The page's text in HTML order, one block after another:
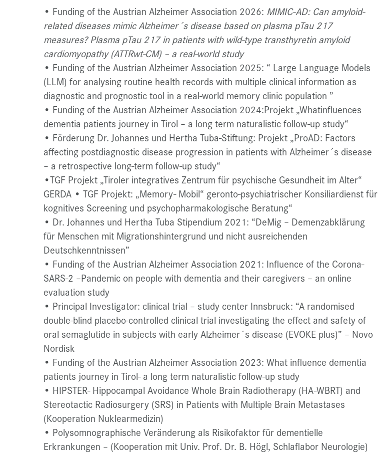
• Funding of the Austrian Alzheimer Association 2026: MIMIC-AD: Can amyloid-
related diseases mimic Alzheimer´s disease based on plasma pTau 217
measures? Plasma pTau 217 in patients with wild-type transthyretin amyloid
cardiomyopathy (ATTRwt-CM) – a real-world study
• Funding of the Austrian Alzheimer Association 2025: “ Large Language Models
(LLM) for analysing routine health records with multiple clinical information as
diagnostic and prognostic tool in a real-world memory clinic population ”
• Funding of the Austrian Alzheimer Association 2024:Projekt „Whatinfluences
dementia patients journey in Tirol – a long term naturalistic follow-up study“
• Förderung Dr. Johannes und Hertha Tuba-Stiftung: Projekt „ProAD: Factors
affecting postdiagnostic disease progression in patients with Alzheimer´s disease
– a retrospective long-term follow-up study“
•TGF Projekt „Tiroler integratives Zentrum für psychische Gesundheit im Alter“
GERDA • TGF Projekt: „Memory- Mobil“ geronto-psychiatrischer Konsiliardienst für
kognitives Screening und psychopharmakologische Beratung“
• Dr. Johannes und Hertha Tuba Stipendium 2021: “DeMig – Demenzabklärung
für Menschen mit Migrationshintergrund und nicht ausreichenden
Deutschkenntnissen”
• Funding of the Austrian Alzheimer Association 2021: Influence of the Corona-
SARS-2 –Pandemic on people with dementia and their caregivers – an online
evaluation study
• Principal Investigator: clinical trial – study center Innsbruck: “A randomised
double-blind placebo-controlled clinical trial investigating the effect and safety of
oral semaglutide in subjects with early Alzheimer´s disease (EVOKE plus)” – Novo
Nordisk
• Funding of the Austrian Alzheimer Association 2023: What influence dementia
patients journey in Tirol- a long term naturalistic follow-up study
• HIPSTER- Hippocampal Avoidance Whole Brain Radiotherapy (HA-WBRT) and
Stereotactic Radiosurgery (SRS) in Patients with Multiple Brain Metastases
(Kooperation Nuklearmedizin)
• Polysomnographische Veränderung als Risikofaktor für dementielle
Erkrankungen – (Kooperation mit Univ. Prof. Dr. B. Högl, Schlaflabor Neurologie)